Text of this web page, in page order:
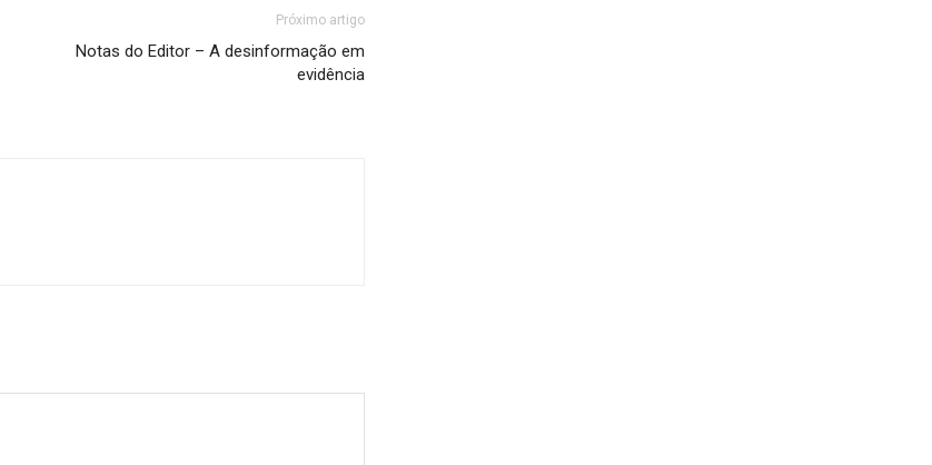
Próximo artigo
Notas do Editor – A desinformação em
evidência